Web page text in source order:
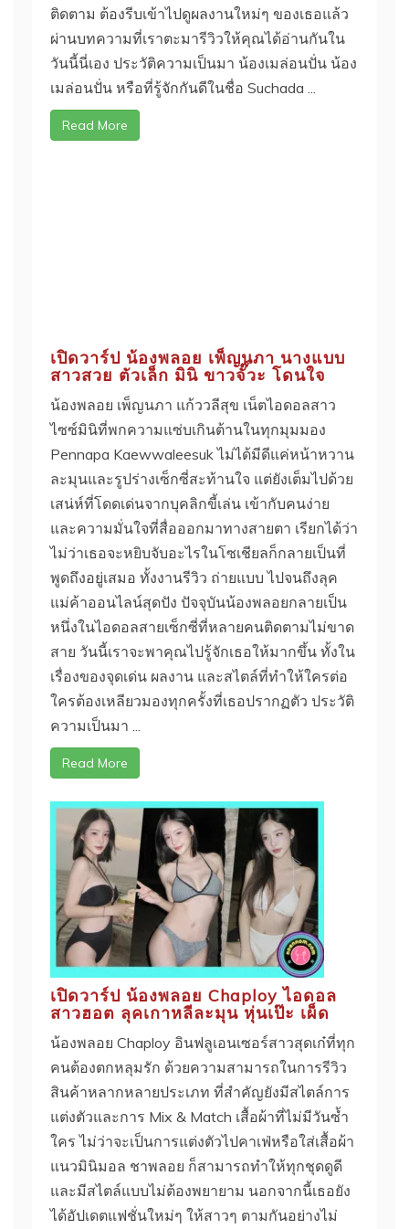
ติดตาม ต้องรีบเข้าไปดูผลงานใหม่ๆ ของเธอแล้ว
ผ่านบทความที่เราตะมารีวิวให้คุณได้อ่านกันใน
วันนี้นี่เอง ประวัติความเป็นมา น้องเมล่อนปั่น น้อง
เมล่อนปั่น หรือที่รู้จักกันดีในชื่อ Suchada ...
Read More
เปิดวาร์ป น้องพลอย เพ็ญนภา นางแบบ
สาวสวย ตัวเล็ก มินิ ขาวจั๊วะ โดนใจ
น้องพลอย เพ็ญนภา แก้ววลีสุข เน็ตไอดอลสาว
ไซซ์มินิที่พกความแซ่บเกินต้านในทุกมุมมอง
Pennapa Kaewwaleesuk ไม่ได้มีดีแค่หน้าหวาน
ละมุนและรูปร่างเซ็กซี่สะท้านใจ แต่ยังเต็มไปด้วย
เสน่ห์ที่โดดเด่นจากบุคลิกขี้เล่น เข้ากับคนง่าย
และความมั่นใจที่สื่อออกมาทางสายตา เรียกได้ว่า
ไม่ว่าเธอจะหยิบจับอะไรในโซเชียลก็กลายเป็นที่
พูดถึงอยู่เสมอ ทั้งงานรีวิว ถ่ายแบบ ไปจนถึงลุค
แม่ค้าออนไลน์สุดปัง ปัจจุบันน้องพลอยกลายเป็น
หนึ่งในไอดอลสายเซ็กซี่ที่หลายคนติดตามไม่ขาด
สาย วันนี้เราจะพาคุณไปรู้จักเธอให้มากขึ้น ทั้งใน
เรื่องของจุดเด่น ผลงาน และสไตล์ที่ทำให้ใครต่อ
ใครต้องเหลียวมองทุกครั้งที่เธอปรากฏตัว ประวัติ
ความเป็นมา ...
Read More
เปิดวาร์ป น้องพลอย Chaploy ไอดอล
สาวฮอต ลุคเกาหลีละมุน หุ่นเป๊ะ เผ็ด
น้องพลอย Chaploy อินฟลูเอนเซอร์สาวสุดเก๋ที่ทุก
คนต้องตกหลุมรัก ด้วยความสามารถในการรีวิว
สินค้าหลากหลายประเภท ที่สำคัญยังมีสไตล์การ
แต่งตัวและการ Mix & Match เสื้อผ้าที่ไม่มีวันซ้ำ
ใคร ไม่ว่าจะเป็นการแต่งตัวไปคาเฟ่หรือใส่เสื้อผ้า
แนวมินิมอล ชาพลอย ก็สามารถทำให้ทุกชุดดูดี
และมีสไตล์แบบไม่ต้องพยายาม นอกจากนี้เธอยัง
ได้อัปเดตแฟชั่นใหม่ๆ ให้สาวๆ ตามกันอย่างไม่